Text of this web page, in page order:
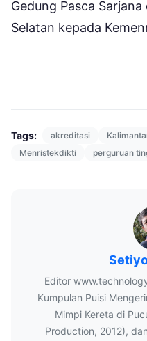
Gedung Pasca
Selatan kepada
Tags: akreditasi
Menristekdikti
perguruan
Editor
Kumpulan Puisi
Mimpi Kereta di
Production, 2012),